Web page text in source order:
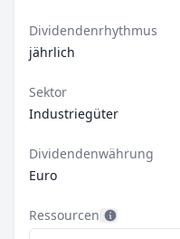
Dividendenrhythmus
jährlich
Sektor
Industriegüter
Dividendenwährung
Euro
Ressourcen